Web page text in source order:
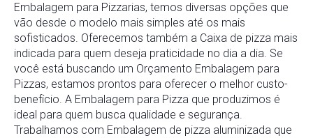
Embalagem para Pizzarias, temos diversas opções que
vão desde o modelo mais simples até os mais
sofisticados. Oferecemos também a Caixa de pizza mais
indicada para quem deseja praticidade no dia a dia. Se
você está buscando um Orçamento Embalagem para
Pizzas, estamos prontos para oferecer o melhor custo-
benefício. A Embalagem para Pizza que produzimos é
ideal para quem busca qualidade e segurança.
Trabalhamos com Embalagem de pizza aluminizada que